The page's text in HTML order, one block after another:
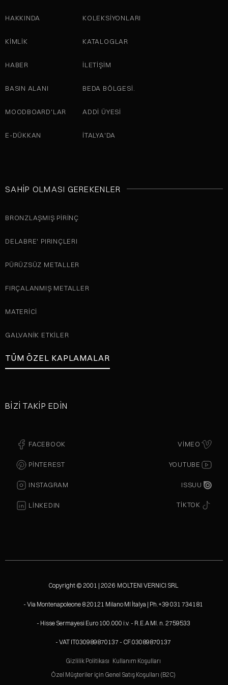
HAKKINDA
KİMLİK
HABER
BASIN ALANI
MOODBOARD'LAR
E-DÜKKAN
KOLEKSIYONLARI
KATALOGLAR
İLETIŞIM
BEDA BÖLGESI.
ADDI ÜYESI
İTALYA'DA
SAHIP OLMASI GEREKENLER
BRONZLAŞMIŞ PIRINÇ
DELABRE' PIRINÇLERI
PÜRÜZSÜZ METALLER
FIRÇALANMIŞ METALLER
MATERICI
GALVANIK ETKILER
TÜM ÖZEL KAPLAMALAR
BIZI TAKIP EDIN
FACEBOOK
PINTEREST
INSTAGRAM
LINKEDIN
VIMEO
YOUTUBE
ISSUU
TIKTOK
Copyright © 2001 | 2026 MOLTENI VERNICI SRL
- Via Montenapoleone 8 20121 Milano MI İtalya | Ph.+39 031 734181
- Hisse Sermayesi Euro 100.000 i.v. - R.E.A MI. n. 2759533
- VAT IT030989870137 - CF.03089870137
Gizlilik Politikası Kullanım Koşulları
Özel Müşteriler için Genel Satış Koşulları (B2C)